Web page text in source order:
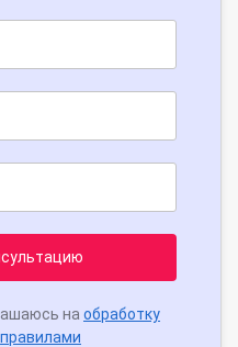
на обработку
правилами